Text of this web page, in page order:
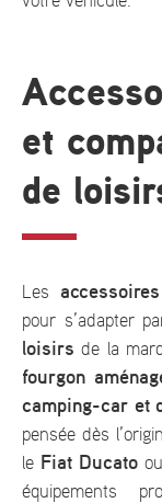
et
de
Les
pour s’adapter
loisirs de la
fourgon
camping-car et
pensée dès
le Fiat Ducato
équipements